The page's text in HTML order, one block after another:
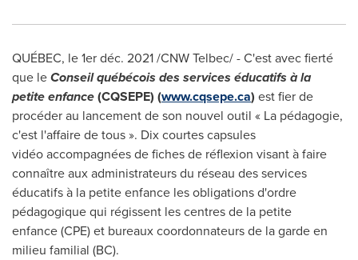
QUÉBEC, le 1er déc. 2021 /CNW Telbec/ - C'est avec fierté
que leConseil québécois des services éducatifs à la
petite enfance(CQSEPE) (www.cqsepe.ca) est fier de
procéder au lancement de son nouvel outil « La pédagogie,
c'est l'affaire de tous ». Dix courtes capsules
vidéo accompagnées de fiches de réflexion visant à faire
connaître aux administrateurs du réseau des services
éducatifs à la petite enfance les obligations d'ordre
pédagogique qui régissent les centres de la petite
enfance (CPE) et bureaux coordonnateurs de la garde en
milieu familial (BC).